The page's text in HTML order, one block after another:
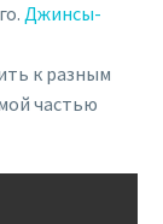
Джинсы-
к разным
частью